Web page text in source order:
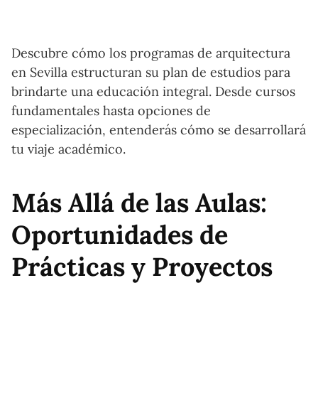
Descubre cómo los programas de arquitectura
en Sevilla estructuran su plan de estudios para
brindarte una educación integral. Desde cursos
fundamentales hasta opciones de
especialización, entenderás cómo se desarrollará
tu viaje académico.
Más Allá de las Aulas:
Oportunidades de
Prácticas y Proyectos